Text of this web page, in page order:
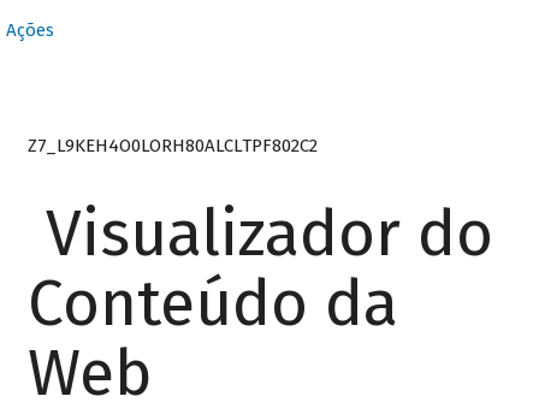
Ações
Z7_L9KEH4O0LORH80ALCLTPF802C2
Visualizador do
Conteúdo da
Web